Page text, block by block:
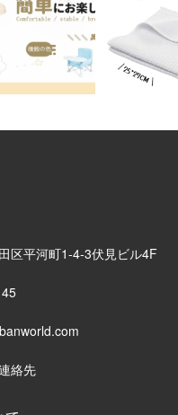
区平河町1-4-3伏見ビル4F
絡先